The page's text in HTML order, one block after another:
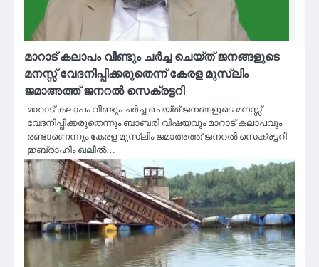
മാറാട് കലാപം വീണ്ടും ചർച്ച ചെയ്ത് ജനങ്ങളുടെ
മനസ്സ് വേദനിപ്പിക്കരുതെന്ന് കേരള മുസ്‌ലിം
ജമാഅത്ത് ജനറൽ സെക്രട്ടറി
മാറാട് കലാപം വീണ്ടും ചർച്ച ചെയ്ത് ജനങ്ങളുടെ മനസ്സ്
വേദനിപ്പിക്കരുതെന്നും ബാബരി വിഷയവും മാറാട് കലാപവും
രണ്ടാണെന്നും കേരള മുസ്‌ലിം ജമാഅത്ത് ജനറൽ സെക്രട്ടറി
ഇബ്രാഹിം ഖലീൽ…